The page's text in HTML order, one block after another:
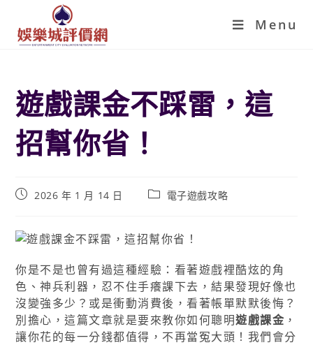
Menu
遊戲課金不踩雷，這
招幫你省！
2026 年 1 月 14 日 電子遊戲攻略
你是不是也曾有過這種經驗：看著遊戲裡酷炫的角
色、神兵利器，忍不住手癢課下去，結果發現好像也
沒變強多少？或是衝動消費後，看著帳單默默後悔？
別擔心，這篇文章就是要來教你如何聰明遊戲課金 ，
讓你花的每一分錢都值得，不再當冤大頭！我們會分